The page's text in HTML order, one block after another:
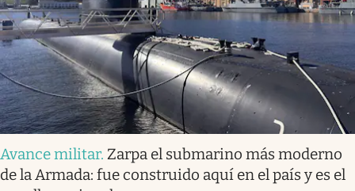
Avance militar. Zarpa el submarino más moderno
de la Armada: fue construido aquí en el país y es el